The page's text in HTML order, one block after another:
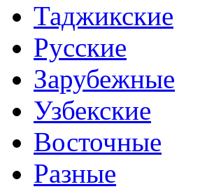
Таджикские
Русские
Зарубежные
Узбекские
Восточные
Разные